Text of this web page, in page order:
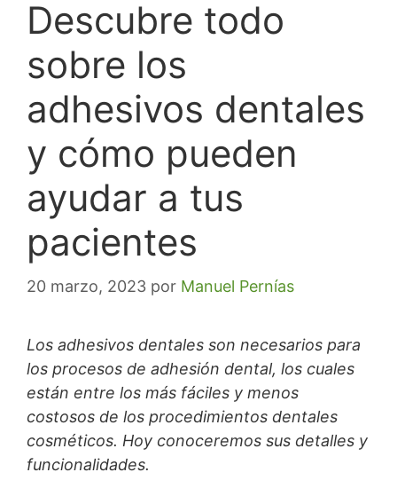
Descubre todo
sobre los
adhesivos dentales
y cómo pueden
ayudar a tus
pacientes
20 marzo, 2023 por Manuel Pernías
Los adhesivos dentales son necesarios para
los procesos de adhesión dental, los cuales
están entre los más fáciles y menos
costosos de los procedimientos dentales
cosméticos. Hoy conoceremos sus detalles y
funcionalidades.